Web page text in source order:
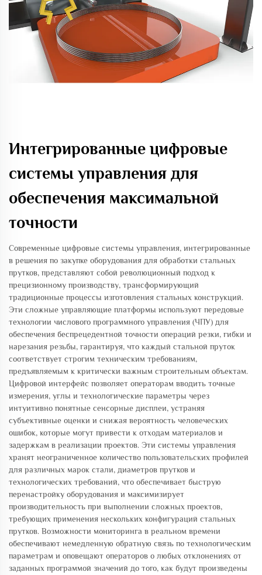
Интегрированные цифровые
системы управления для
обеспечения максимальной
точности
Современные цифровые системы управления, интегрированные
в решения по закупке оборудования для обработки стальных
прутков, представляют собой революционный подход к
прецизионному производству, трансформирующий
традиционные процессы изготовления стальных конструкций.
Эти сложные управляющие платформы используют передовые
технологии числового программного управления (ЧПУ) для
обеспечения беспрецедентной точности операций резки, гибки и
нарезания резьбы, гарантируя, что каждый стальной пруток
соответствует строгим техническим требованиям,
предъявляемым к критически важным строительным объектам.
Цифровой интерфейс позволяет операторам вводить точные
измерения, углы и технологические параметры через
интуитивно понятные сенсорные дисплеи, устраняя
субъективные оценки и снижая вероятность человеческих
ошибок, которые могут привести к отходам материалов и
задержкам в реализации проектов. Эти системы управления
хранят неограниченное количество пользовательских профилей
для различных марок стали, диаметров прутков и
технологических требований, что обеспечивает быструю
перенастройку оборудования и максимизирует
производительность при выполнении сложных проектов,
требующих применения нескольких конфигураций стальных
прутков. Возможности мониторинга в реальном времени
обеспечивают немедленную обратную связь по технологическим
параметрам и оповещают операторов о любых отклонениях от
заданных программой значений до того, как будут произведены